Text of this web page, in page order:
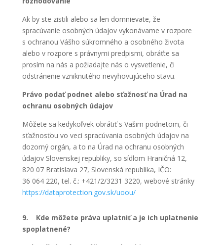
Ak by ste zistili alebo sa len domnievate, že
spracúvanie osobných údajov vykonávame v rozpore
s ochranou Vášho súkromného a osobného života
alebo v rozpore s právnymi predpismi, obráťte sa
prosím na nás a požiadajte nás o vysvetlenie, či
odstránenie vzniknutého nevyhovujúceho stavu.
Právo podať podnet alebo sťažnosť na Úrad na
ochranu osobných údajov
Môžete sa kedykoľvek obrátiť s Vašim podnetom, či
sťažnosťou vo veci spracúvania osobných údajov na
dozorný orgán, a to na Úrad na ochranu osobných
údajov Slovenskej republiky, so sídlom Hraničná 12,
820 07 Bratislava 27, Slovenská republika, IČO:
36 064 220, tel. č.: +421/2/3231 3220, webové stránky
https://dataprotection.gov.sk/uoou/
9. Kde môžete práva uplatniť a je ich uplatnenie
spoplatnené?